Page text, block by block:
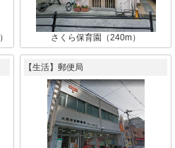
さくら保育園（240m）
【生活】郵便局